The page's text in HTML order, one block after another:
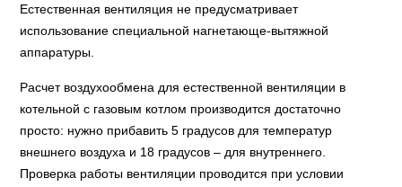
Естественная вентиляция не предусматривает
использование специальной нагнетающе-вытяжной
аппаратуры.
Расчет воздухообмена для естественной вентиляции в
котельной с газовым котлом производится достаточно
просто: нужно прибавить 5 градусов для температур
внешнего воздуха и 18 градусов – для внутреннего.
Проверка работы вентиляции проводится при условии